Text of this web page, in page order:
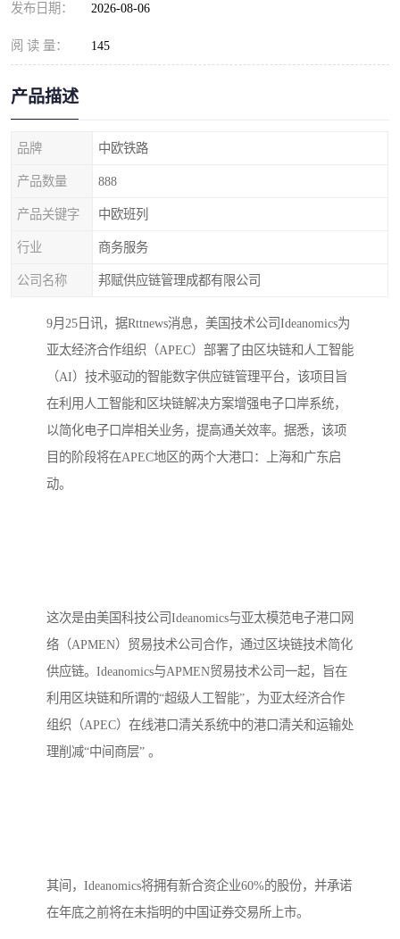
发布日期： 2026-08-06
阅 读 量： 145
产品描述
品牌 中欧铁路
产品数量 888
产品关键字 中欧班列
行业 商务服务
公司名称 邦赋供应链管理成都有限公司
9月25日讯，据Rttnews消息，美国技术公司Ideanomics为
亚太经济合作组织（APEC）部署了由区块链和人工智能
（AI）技术驱动的智能数字供应链管理平台，该项目旨
在利用人工智能和区块链解决方案增强电子口岸系统，
以简化电子口岸相关业务，提高通关效率。据悉，该项
目的阶段将在APEC地区的两个大港口：上海和广东启
动。
这次是由美国科技公司Ideanomics与亚太模范电子港口网
络（APMEN）贸易技术公司合作，通过区块链技术简化
供应链。Ideanomics与APMEN贸易技术公司一起，旨在
利用区块链和所谓的“超级人工智能”，为亚太经济合作
组织（APEC）在线港口清关系统中的港口清关和运输处
理削减“中间商层” 。
其间，Ideanomics将拥有新合资企业60%的股份，并承诺
在年底之前将在未指明的中国证券交易所上市。